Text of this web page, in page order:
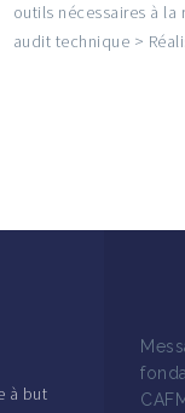
outils nécessaires à la
audit technique >
à but